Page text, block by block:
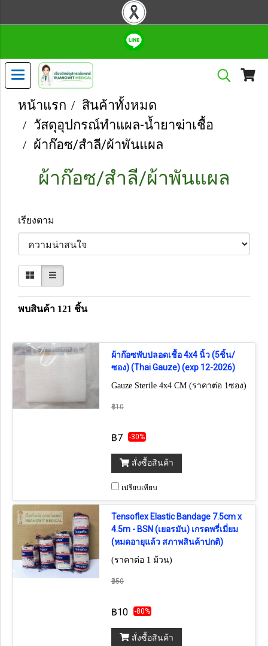
หน้าแรก
สินค้าทั้งหมด
วัสดุอุปกรณ์ทำแผล-น้ำยาฆ่าเชื้อ
ผ้าก๊อซ/สำลี/ผ้าพันแผล
ผ้าก๊อซ/สำลี/ผ้าพันแผล
เรียงตาม
พบสินค้า 121 ชิ้น
ผ้าก๊อซพับปลอดเชื้อ 4x4 นิ้ว (5ชิ้น/
ซอง) (Thai Gauze) (exp 12-2026)
Gauze Sterile 4x4 CM (ราคาต่อ 1ซอง)
฿10
฿7 -30%
สั่งซื้อสินค้า
เปรียบเทียบ
Tensoflex Elastic Bandage 7.5cm x
4.5m - BSN (เยอรมัน) เกรดพรี่เมี่ยม
(หมดอายุแล้ว สภาพสินค้าปกติ)
(ราคาต่อ 1 ม้วน)
฿50
฿10 -80%
สั่งซื้อสินค้า